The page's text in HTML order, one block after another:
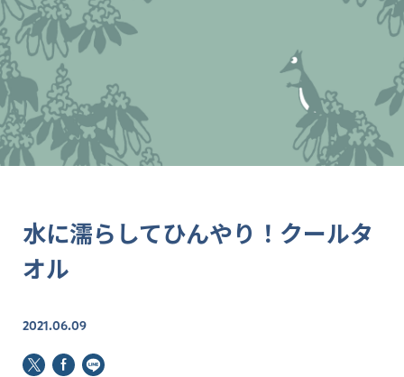
水に濡らしてひんやり！クールタ
オル
2021.06.09